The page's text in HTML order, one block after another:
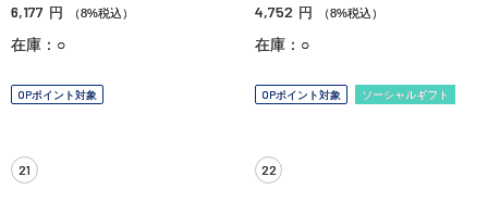
6,177 円 （8%税込）
在庫：○
OPポイント対象
4,752 円 （8%税込）
在庫：○
OPポイント対象 ソーシャルギフト
21 22